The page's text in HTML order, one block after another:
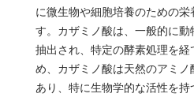
に微生物や細胞培養のための栄
す。カザミノ酸は、一般的に
抽出され、特定の酵素処理を
め、カザミノ酸は天然のアミ
あり、特に生物学的な活性を持